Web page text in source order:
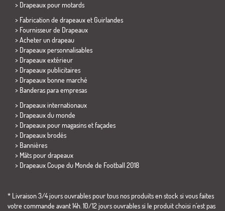
> Drapeaux pour motards
> Fabrication de drapeaux et Guirlandes
> Fournisseur de Drapeaux
> Acheter un drapeau
> Drapeaux personnalisables
> Drapeaux extérieur
> Drapeaux publicitaires
> Drapeaux bonne marché
> Banderas para empresas
> Drapeaux internationaux
> Drapeaux du monde
> Drapeaux pour magasins et façades
> Drapeaux brodés
> Bannières
> Mâts pour drapeaux
> Drapeaux Coupe du Monde de Football 2018
* Livraison 3/4 jours ouvrables pour tous nos produits en stock si vous faites
votre commande avant 14h. 10/12 jours ouvrables si le produit choisi n´est pas